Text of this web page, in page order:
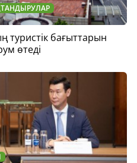
туристік бағыттарын
өтеді